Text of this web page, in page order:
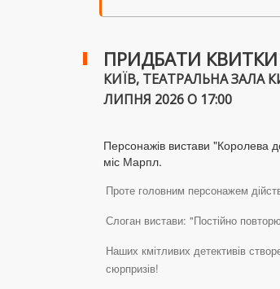
ПРИДБАТИ КВИТКИ
КИЇВ, ТЕАТРАЛЬНА ЗАЛА
ЛИПНЯ 2026 О 17:00
Персонажів вистави "Королева
міс Марпл.
Проте головним персонажем
Слоган вистави: "Постійно
Наших кмітливих детективів
сюрпризів!